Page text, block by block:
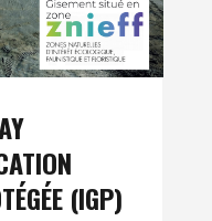
(IGP)